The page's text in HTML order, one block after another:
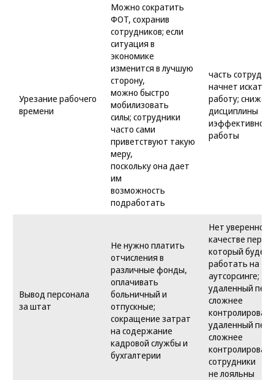
Урезание рабочего
времени
Можно сократить
ФОТ, сохранив
сотрудников; если
ситуация в
экономике
изменится в лучшую
сторону,
можно быстро
мобилизовать
силы; сотрудники
часто сами
приветствуют такую
меру,
поскольку она дает
им
возможность
подработать
часть
начнет искать
работу;
дисциплины
работы
Вывод персонала
за штат
Не нужно платить
отчисления в
различные фонды,
оплачивать
больничный и
отпускные;
сокращение затрат
на содержание
кадровой службы и
бухгалтерии
Нет
качестве
который будет
работать на
аутсорсинге;
удаленный
сложнее
удаленный
сложнее
сотрудники
не лояльны